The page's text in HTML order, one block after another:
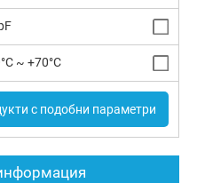
~ +70°C
с подобни параметри